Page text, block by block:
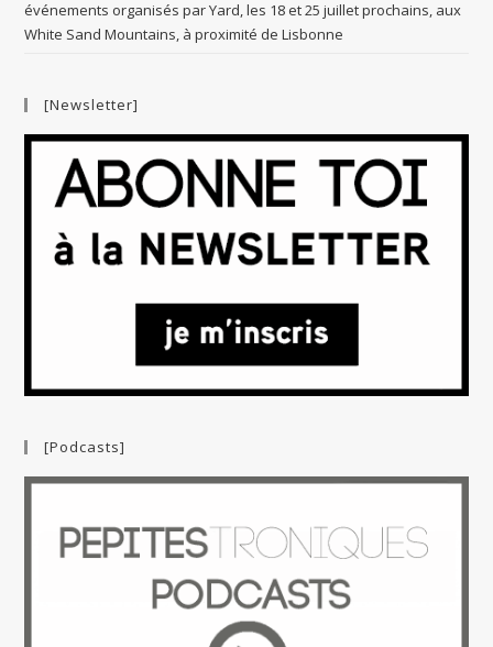
événements organisés par Yard, les 18 et 25 juillet prochains, aux
White Sand Mountains, à proximité de Lisbonne
[Newsletter]
[Podcasts]